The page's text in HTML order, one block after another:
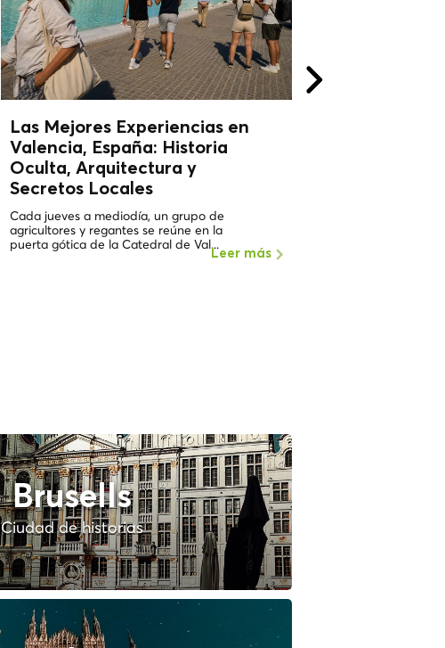
Las Mejores Experiencias en
Valencia, España: Historia
Oculta, Arquitectura y
Secretos Locales
Cada jueves a mediodía, un grupo de
agricultores y regantes se reúne en la
puerta gótica de la Catedral de Val...
Leer más
Brusells
Ciudad de historias